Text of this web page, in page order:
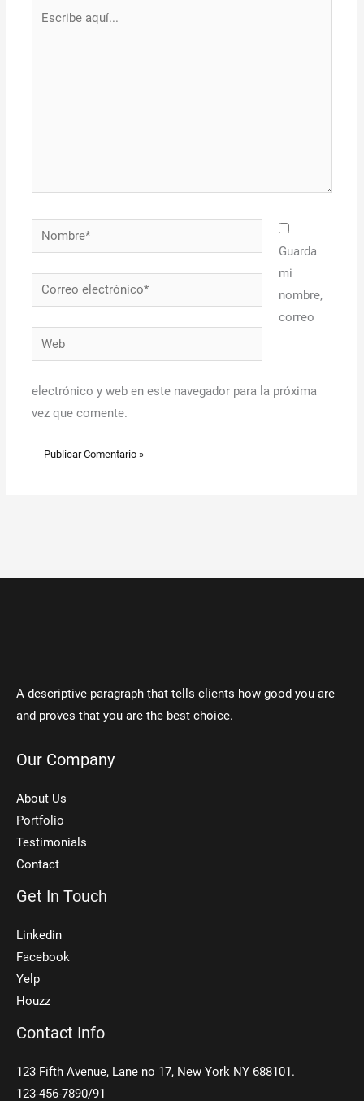
Nombre*
Correo
electrónico*
Web
Guarda
mi
nombre,
correo
electrónico y web en este navegador para la próxima
vez que comente.
A descriptive paragraph that tells clients how good you are
and proves that you are the best choice.
Our Company
About Us
Portfolio
Testimonials
Contact
Get In Touch
Linkedin
Facebook
Yelp
Houzz
Contact Info
123 Fifth Avenue, Lane no 17, New York NY 688101.
123-456-7890/91​